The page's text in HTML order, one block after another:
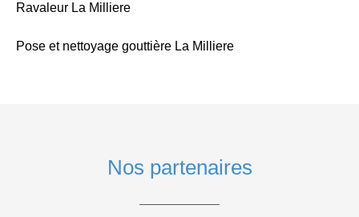
Ravaleur La Milliere
Pose et nettoyage gouttière La Milliere
Nos partenaires